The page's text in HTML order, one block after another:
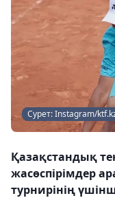
Сурет: Instagram/
Қазақстандық
жасөспірімдер
турнирінің